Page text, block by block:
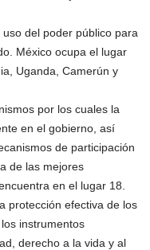
uso del poder público para
México ocupa el lugar
Uganda, Camerún y
por los cuales la
en el gobierno, así
de participación
de las mejores
en el lugar 18.
protección efectiva de los
instrumentos
derecho a la vida y al